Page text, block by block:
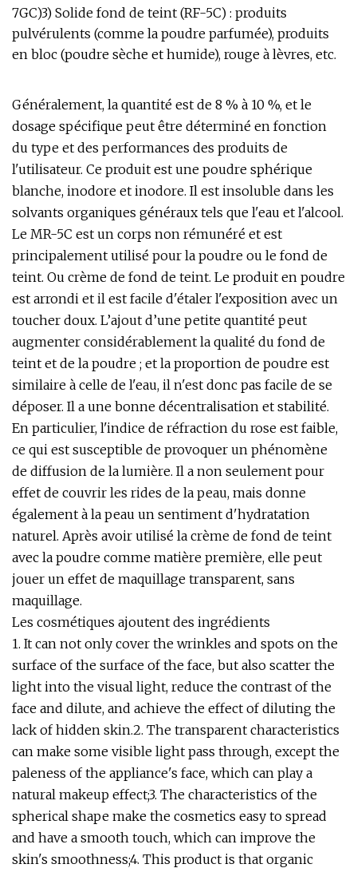
7GC)3) Solide fond de teint (RF-5C) : produits
pulvérulents (comme la poudre parfumée), produits
en bloc (poudre sèche et humide), rouge à lèvres, etc.
Généralement, la quantité est de 8 % à 10 %, et le
dosage spécifique peut être déterminé en fonction
du type et des performances des produits de
l'utilisateur. Ce produit est une poudre sphérique
blanche, inodore et inodore. Il est insoluble dans les
solvants organiques généraux tels que l'eau et l'alcool.
Le MR-5C est un corps non rémunéré et est
principalement utilisé pour la poudre ou le fond de
teint. Ou crème de fond de teint. Le produit en poudre
est arrondi et il est facile d'étaler l'exposition avec un
toucher doux. L’ajout d’une petite quantité peut
augmenter considérablement la qualité du fond de
teint et de la poudre ; et la proportion de poudre est
similaire à celle de l'eau, il n'est donc pas facile de se
déposer. Il a une bonne décentralisation et stabilité.
En particulier, l'indice de réfraction du rose est faible,
ce qui est susceptible de provoquer un phénomène
de diffusion de la lumière. Il a non seulement pour
effet de couvrir les rides de la peau, mais donne
également à la peau un sentiment d'hydratation
naturel. Après avoir utilisé la crème de fond de teint
avec la poudre comme matière première, elle peut
jouer un effet de maquillage transparent, sans
maquillage.
Les cosmétiques ajoutent des ingrédients
1. It can not only cover the wrinkles and spots on the
surface of the surface of the face, but also scatter the
light into the visual light, reduce the contrast of the
face and dilute, and achieve the effect of diluting the
lack of hidden skin.2. The transparent characteristics
can make some visible light pass through, except the
paleness of the appliance's face, which can play a
natural makeup effect;3. The characteristics of the
spherical shape make the cosmetics easy to spread
and have a smooth touch, which can improve the
skin's smoothness;4. This product is that organic